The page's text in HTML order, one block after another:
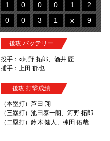
1 0 0 0 1
2
0 0 3 1 x 9
後攻 バッテリー
投手：○河野 拓郎、酒井 匠
捕手：上田 郁也
後攻 打撃成績
（本塁打）芦田 翔
（三塁打）池田泰一朗、河野 拓郎
（二塁打）鈴木 健人、棟田 佑哉